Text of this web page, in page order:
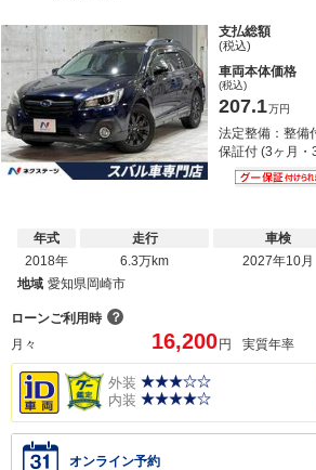
支払総額
(税込)
車両本体価格
(税込)
207.1万円
法定整備：整備
保証付 (3ヶ月・
年式
2018年
走行
6.3万km
車検
2027年10月
地域 愛知県岡崎市
ローンご利用時 ？
月々
16,200円 実質年率
外装
内装
オンライン予約